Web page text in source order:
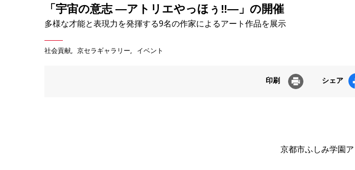
「宇宙の意志 ―アトリエやっほぅ‼―」の開催
多様な才能と表現力を発揮する9名の作家によるアート作品を展示
社会貢献 京セラギャラリー イベント
印刷 シェア
京都市ふしみ学園